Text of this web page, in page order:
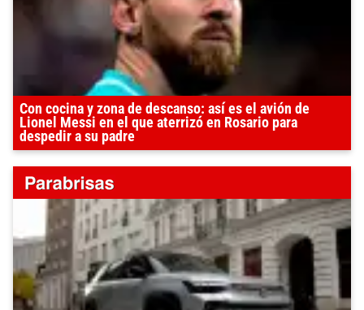
Con cocina y zona de descanso: así es el avión de
Lionel Messi en el que aterrizó en Rosario para
despedir a su padre